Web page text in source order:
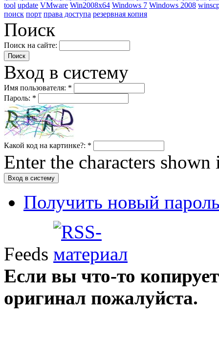
tool update VMware Win2008x64 Windows 7 Windows 2008
поиск порт права доступа резервная копия
Поиск
Поиск на сайте:
Вход в систему
Имя пользователя: *
Пароль: *
Какой код на картинке?: *
Enter the characters shown
Получить новый
Feeds
Если вы что-то
оригинал пожалуйста.